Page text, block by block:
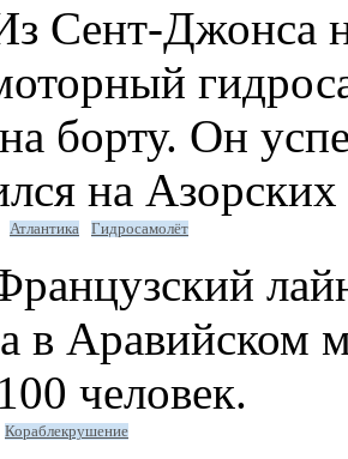
Сент-Джонса
борту. Он
на Азорских
Атлантика Гидросамолёт
в Аравийском
человек.
Кораблекрушение